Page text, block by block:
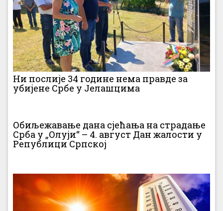
Ни послије 34 године нема правде за
убијене Србе у Јелашцима
Обиљежавање дана сјећања на страдање
Срба у „Олуји“ – 4. август Дан жалости у
Републици Српској